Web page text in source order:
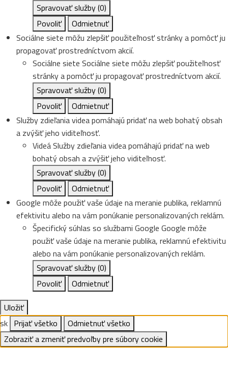
Spravovať služby(0)
Povoliť
Odmietnuť
Sociálne siete môžu zlepšiť použiteľnosť stránky a pomôcť ju
propagovať prostredníctvom akcií.
Sociálne siete Sociálne siete môžu zlepšiť použiteľnosť
stránky a pomôcť ju propagovať prostredníctvom akcií.
Spravovať služby(0)
Povoliť
Odmietnuť
Služby zdieľania videa pomáhajú pridať na web bohatý obsah
a zvýšiť jeho viditeľnosť.
VideáSlužby zdieľania videa pomáhajú pridať na web
bohatý obsah a zvýšiť jeho viditeľnosť.
Spravovať služby(0)
Povoliť
Odmietnuť
Google môže použiť vaše údaje na meranie publika, reklamnú
efektivitu alebo na vám ponúkanie personalizovaných reklám.
Špecifický súhlas so službami Google Google môže
použiť vaše údaje na meranie publika, reklamnú efektivitu
alebo na vám ponúkanie personalizovaných reklám.
Spravovať služby(0)
Povoliť
Odmietnuť
Uložiť
sk Prijať všetko
Odmietnuť všetko
Zobraziť a zmeniť predvoľby pre súbory cookie